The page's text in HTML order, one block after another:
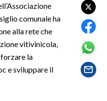
comunale ha
alla rete che
vitivinicola,
la
e sviluppare il